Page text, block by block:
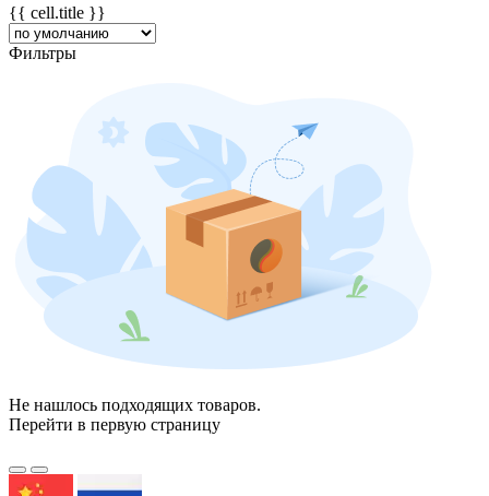
{{ cell.title }}
Фильтры
Не нашлось подходящих товаров.
Перейти в первую страницу